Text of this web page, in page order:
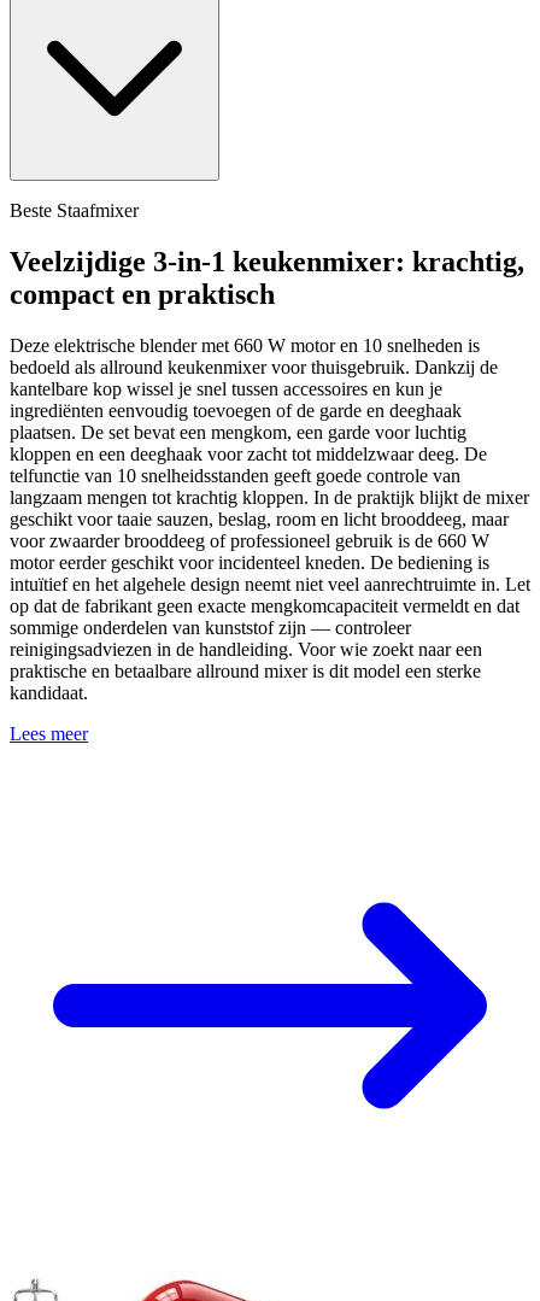
Beste Staafmixer
Veelzijdige 3-in-1 keukenmixer: krachtig,
compact en praktisch
Deze elektrische blender met 660 W motor en 10 snelheden is
bedoeld als allround keukenmixer voor thuisgebruik. Dankzij de
kantelbare kop wissel je snel tussen accessoires en kun je
ingrediënten eenvoudig toevoegen of de garde en deeghaak
plaatsen. De set bevat een mengkom, een garde voor luchtig
kloppen en een deeghaak voor zacht tot middelzwaar deeg. De
telfunctie van 10 snelheidsstanden geeft goede controle van
langzaam mengen tot krachtig kloppen. In de praktijk blijkt de mixer
geschikt voor taaie sauzen, beslag, room en licht brooddeeg, maar
voor zwaarder brooddeeg of professioneel gebruik is de 660 W
motor eerder geschikt voor incidenteel kneden. De bediening is
intuïtief en het algehele design neemt niet veel aanrechtruimte in. Let
op dat de fabrikant geen exacte mengkomcapaciteit vermeldt en dat
sommige onderdelen van kunststof zijn — controleer
reinigingsadviezen in de handleiding. Voor wie zoekt naar een
praktische en betaalbare allround mixer is dit model een sterke
kandidaat.
Lees meer